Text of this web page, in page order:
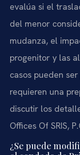
evalúa si el
del menor
mudanza, el
progenitor y las
casos pueden
requieren una
discutir los
Offices Of SRIS,
¿Se puede